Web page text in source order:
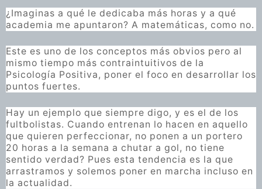
¿Imaginas a qué le dedicaba más horas y a qué
academia me apuntaron? A matemáticas, como no.
Este es uno de los conceptos más obvios pero al
mismo tiempo más contraintuitivos de la
Psicología Positiva, poner el foco en desarrollar los
puntos fuertes.
Hay un ejemplo que siempre digo, y es el de los
fultbolistas. Cuando entrenan lo hacen en aquello
que quieren perfeccionar, no ponen a un portero
20 horas a la semana a chutar a gol, no tiene
sentido verdad? Pues esta tendencia es la que
arrastramos y solemos poner en marcha incluso en
la actualidad.